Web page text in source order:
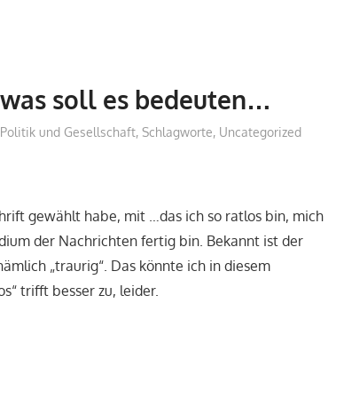
soll es bedeuten…
Politik und Gesellschaft, Schlagworte, Uncategorized
gewählt habe, mit …das ich so ratlos bin, mich
der Nachrichten fertig bin. Bekannt ist der
„traurig“. Das könnte ich in diesem
trifft besser zu, leider.